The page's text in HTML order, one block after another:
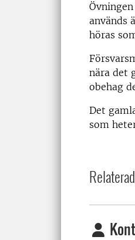
används
höras
nära det
obehag
Det
som